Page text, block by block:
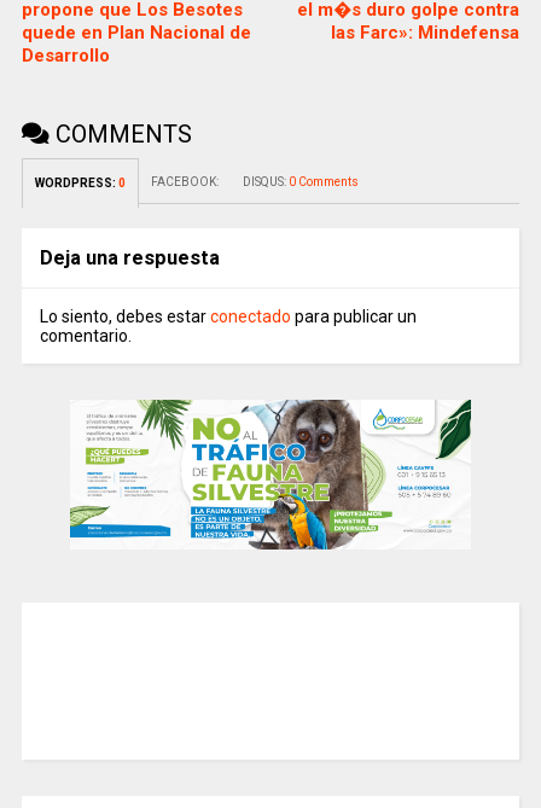
propone que Los Besotes
quede en Plan Nacional de
Desarrollo
el m�s duro golpe contra
las Farc»: Mindefensa
COMMENTS
WORDPRESS: 0 FACEBOOK: DISQUS: 0 Comments
Deja una respuesta
Lo siento, debes estarconectado para publicar un
comentario.